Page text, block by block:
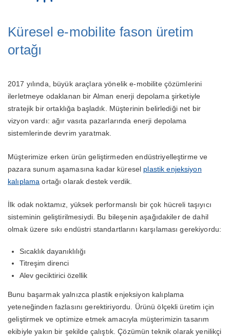
Küresel e-mobilite fason üretim
ortağı
2017 yılında, büyük araçlara yönelik e-mobilite çözümlerini
ilerletmeye odaklanan bir Alman enerji depolama şirketiyle
stratejik bir ortaklığa başladık. Müşterinin belirlediği net bir
vizyon vardı: ağır vasıta pazarlarında enerji depolama
sistemlerinde devrim yaratmak.
Müşterimize erken ürün geliştirmeden endüstriyelleştirme ve
pazara sunum aşamasına kadar küresel plastik enjeksiyon
kalıplama ortağı olarak destek verdik.
İlk odak noktamız, yüksek performanslı bir çok hücreli taşıyıcı
sisteminin geliştirilmesiydi. Bu bileşenin aşağıdakiler de dahil
olmak üzere sıkı endüstri standartlarını karşılaması gerekiyordu:
Sıcaklık dayanıklılığı
Titreşim direnci
Alev geciktirici özellik
Bunu başarmak yalnızca plastik enjeksiyon kalıplama
yeteneğinden fazlasını gerektiriyordu. Ürünü ölçekli üretim için
geliştirmek ve optimize etmek amacıyla müşterimizin tasarım
ekibiyle yakın bir şekilde çalıştık. Çözümün teknik olarak yenilikçi